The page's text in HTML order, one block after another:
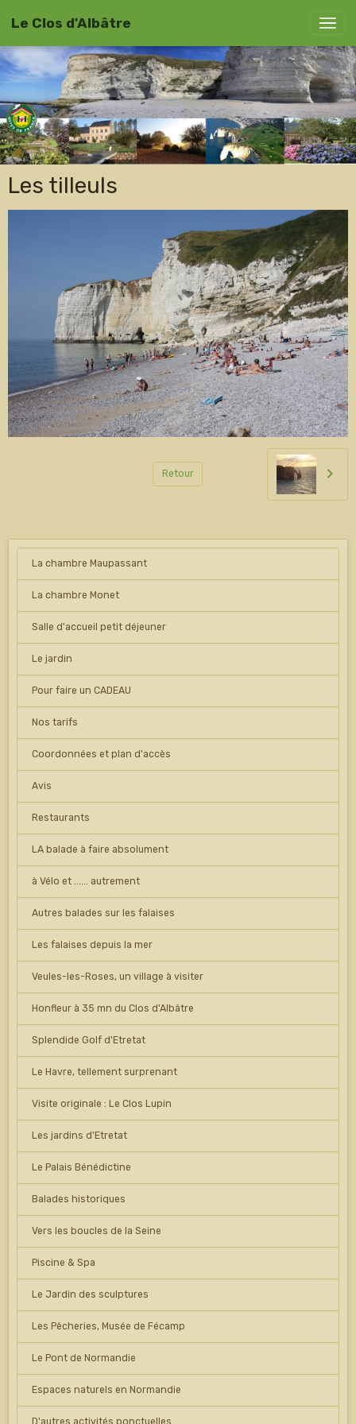
Le Clos d'Albâtre
Les tilleuls
Retour
La chambre Maupassant
La chambre Monet
Salle d'accueil petit déjeuner
Le jardin
Pour faire un CADEAU
Nos tarifs
Coordonnées et plan d'accès
Avis
Restaurants
LA balade à faire absolument
à Vélo et ...... autrement
Autres balades sur les falaises
Les falaises depuis la mer
Veules-les-Roses, un village à visiter
Honfleur à 35 mn du Clos d'Albâtre
Splendide Golf d'Etretat
Le Havre, tellement surprenant
Visite originale : Le Clos Lupin
Les jardins d'Etretat
Le Palais Bénédictine
Balades historiques
Vers les boucles de la Seine
Piscine & Spa
Le Jardin des sculptures
Les Pêcheries, Musée de Fécamp
Le Pont de Normandie
Espaces naturels en Normandie
D'autres activités ponctuelles